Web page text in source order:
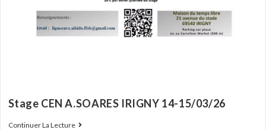
Stage CEN A.SOARES IRIGNY 14-15/03/26
Continuer La Lecture